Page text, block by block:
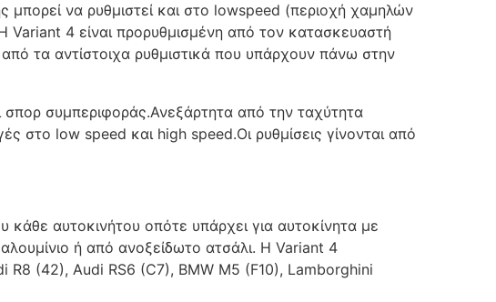
να ρυθμιστεί και στο lowspeed (περιοχή χαμηλών
4 είναι προρυθμισμένη από τον κατασκευαστή
τα αντίστοιχα ρυθμιστικά που υπάρχουν πάνω στην
σπορ συμπεριφοράς.Ανεξάρτητα από την ταχύτητα
στο low speed και high speed.Οι ρυθμίσεις γίνονται από
αυτοκινήτου οπότε υπάρχει για αυτοκίνητα με
ή από ανοξείδωτο ατσάλι. Η Variant 4
R8 (42), Audi RS6 (C7), BMW M5 (F10), Lamborghini